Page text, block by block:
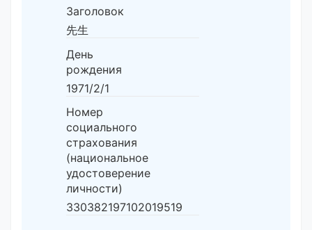
Заголовок
先生
День
рождения
1971/2/1
Номер
социального
страхования
(национальное
удостоверение
личности)
330382197102019519